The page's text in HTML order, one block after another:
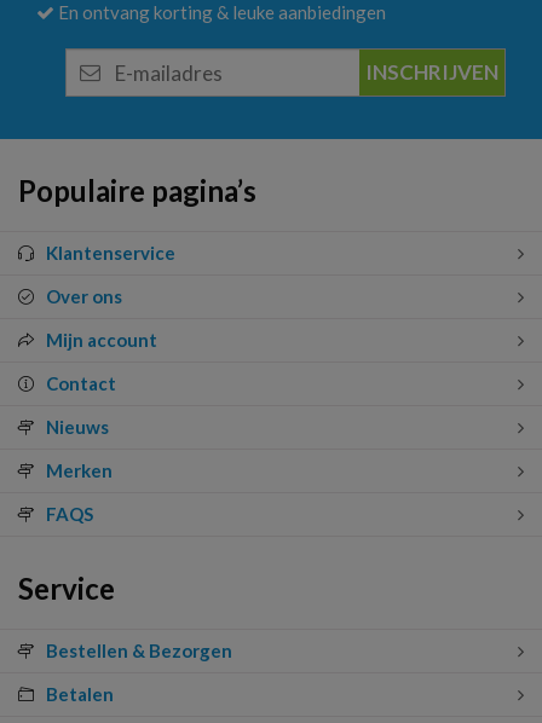
En ontvang korting & leuke aanbiedingen
mailadres
Populaire pagina’s
Klantenservice
Over ons
Mijn account
Contact
Nieuws
Merken
FAQS
Service
Bestellen & Bezorgen
Betalen